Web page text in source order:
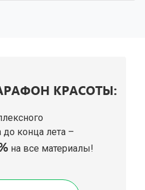
КРАСОТЫ:
до конца лета –
на все материалы!